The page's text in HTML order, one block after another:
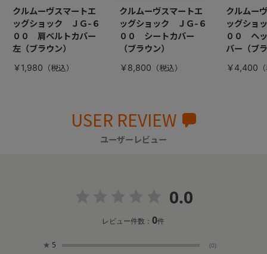
クルムーヴスマートエ
ッグショック ＪＧ-６
００ 肩ベルトカバー
左（ブラウン）
￥1,980
クルムーヴスマートエ
ッグショック ＪＧ-６
００ シートカバー
（ブラウン）
￥8,800
クルムー
ッグショ
００ ヘ
バー（ブ
￥4,400
USER REVIEW
ユーザーレビュー
0.0
レビュー件数：0件
★ 5 (0)